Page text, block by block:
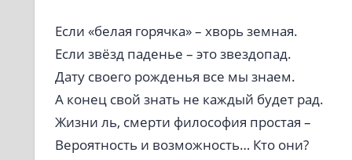
Если «белая горячка» – хворь земная.
Если звёзд паденье – это звездопад.
Дату своего рожденья все мы знаем.
А конец свой знать не каждый будет рад.
Жизни ль, смерти философия простая –
Вероятность и возможность… Кто они?